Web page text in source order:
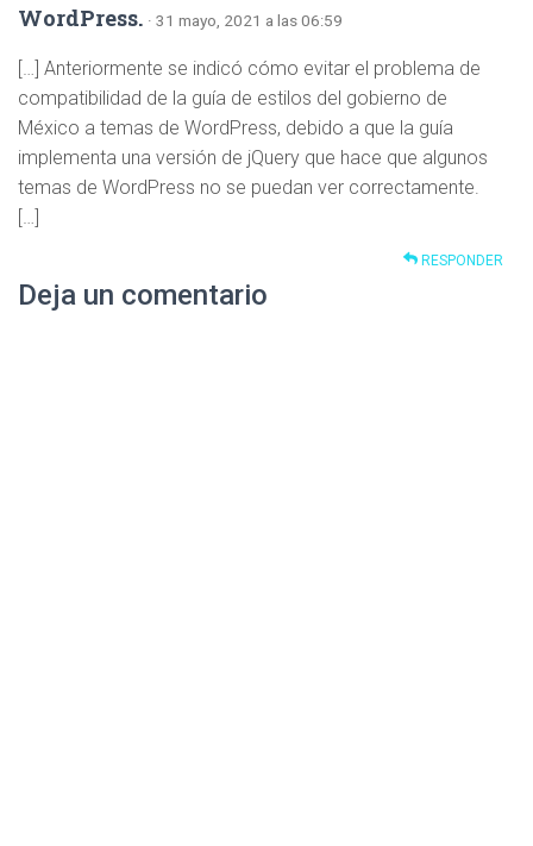
WordPress. · 31 mayo, 2021 a las 06:59
[…] Anteriormente se indicó cómo evitar el problema de
compatibilidad de la guía de estilos del gobierno de
México a temas de WordPress, debido a que la guía
implementa una versión de jQuery que hace que algunos
temas de WordPress no se puedan ver correctamente.
[…]
RESPONDER
Deja un comentario